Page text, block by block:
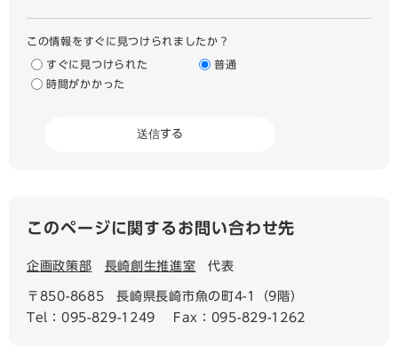
この情報をすぐに見つけられましたか？
すぐに見つけられた
普通
時間がかかった
このページに関するお問い合わせ先
企画政策部 長崎創生推進室 代表
〒850-8685
長崎県長崎市魚の町4-1（9階）
Tel：095-829-1249
Fax：095-829-1262